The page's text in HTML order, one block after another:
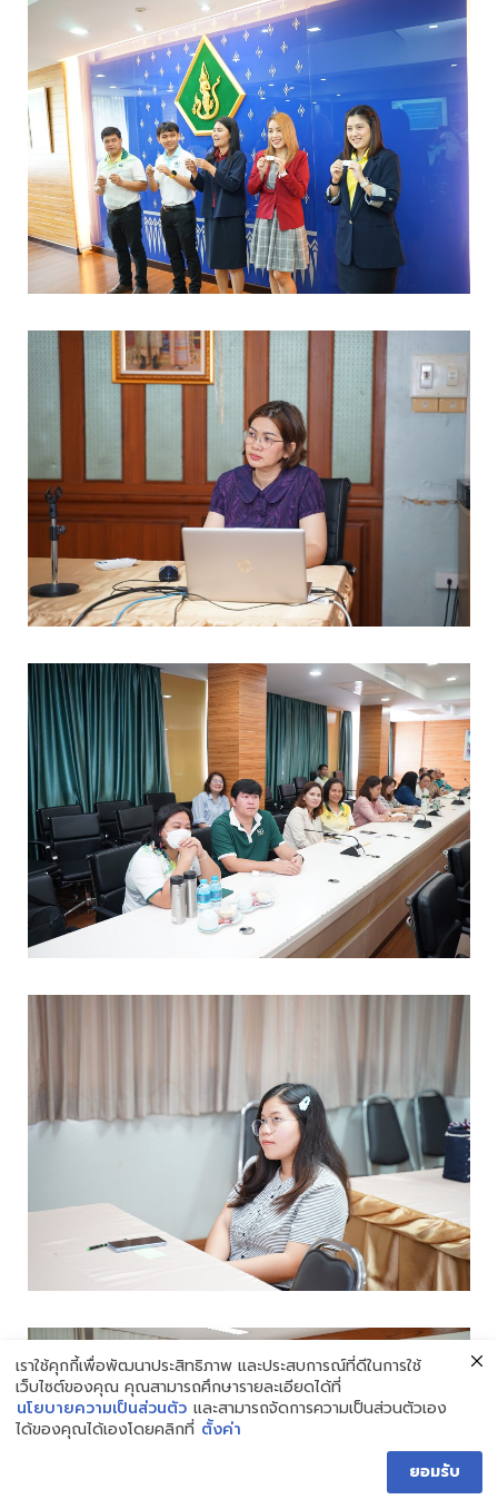
เราใช้คุกกี้เพื่อพัฒนาประสิทธิภาพ และประสบการณ์ที่ดีในการใช้
เว็บไซต์ของคุณ คุณสามารถศึกษารายละเอียดได้ที่
นโยบายความเป็นส่วนตัว และสามารถจัดการความเป็นส่วนตัวเอง
ได้ของคุณได้เองโดยคลิกที่ ตั้งค่า
ยอมรับ